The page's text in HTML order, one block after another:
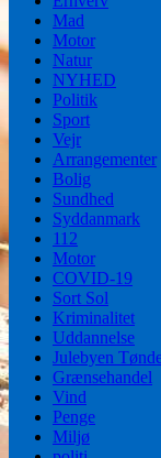
Mad
Motor
Natur
NYHED
Politik
Sport
Vejr
Arrangementer
Bolig
Sundhed
Syddanmark
112
Motor
COVID-19
Sort Sol
Kriminalitet
Uddannelse
Julebyen
Grænsehandel
Vind
Penge
Miljø